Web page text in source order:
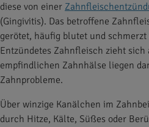
diese von einer
(Gingivitis). Das betroffene
gerötet, häufig blutet und schmerzt
Entzündetes Zahnfleisch zieht
empfindlichen Zahnhälse liegen
Zahnprobleme.
Über winzige Kanälchen im
durch Hitze, Kälte, Süßes oder